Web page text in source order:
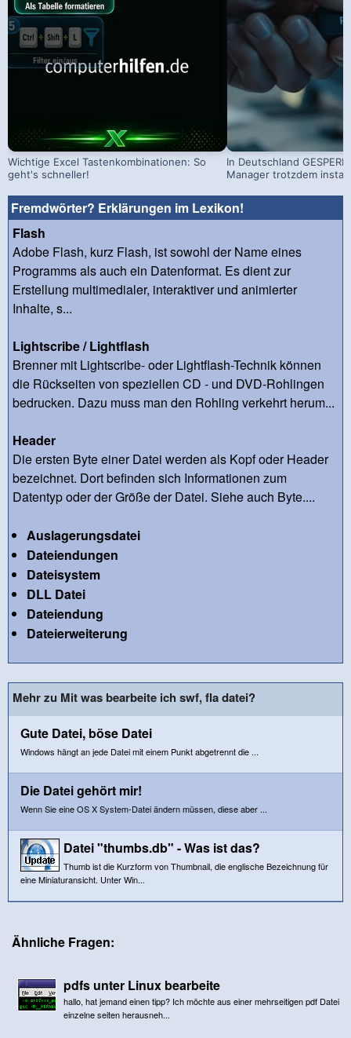
Wichtige Excel Tastenkombinationen: So
geht's schneller!
In Deutschland
Manager trotzdem
Fremdwörter? Erklärungen im Lexikon!
Flash
Adobe Flash, kurz Flash, ist sowohl der Name eines
Programms als auch ein Datenformat. Es dient zur
Erstellung multimedialer, interaktiver und animierter
Inhalte, s...
Lightscribe / Lightflash
Brenner mit Lightscribe- oder Lightflash-Technik können
die Rückseiten von speziellen CD - und DVD-Rohlingen
bedrucken. Dazu muss man den Rohling verkehrt herum...
Header
Die ersten Byte einer Datei werden als Kopf oder Header
bezeichnet. Dort befinden sich Informationen zum
Datentyp oder der Größe der Datei. Siehe auch Byte....
Auslagerungsdatei
Dateiendungen
Dateisystem
DLL Datei
Dateiendung
Dateierweiterung
Mehr zu Mit was bearbeite ich swf, fla datei?
Gute Datei, böse Datei
Windows hängt an jede Datei mit einem Punkt abgetrennt die ...
Die Datei gehört mir!
Wenn Sie eine OS X System-Datei ändern müssen, diese aber ...
Datei "thumbs.db" - Was ist das?
Thumb ist die Kurzform von Thumbnail, die englische Bezeichnung für
eine Miniaturansicht. Unter Win...
Ähnliche Fragen:
pdfs unter Linux bearbeite
hallo, hat jemand einen tipp? Ich möchte aus einer mehrseitigen pdf Datei
einzelne seiten herausneh...